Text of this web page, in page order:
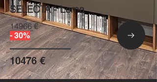
SELECTA - Lema
14966 €
- 30%
10476 €